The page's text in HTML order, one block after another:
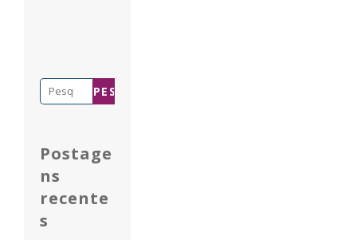
Pesquisar
por:
Postage
ns
recente
s